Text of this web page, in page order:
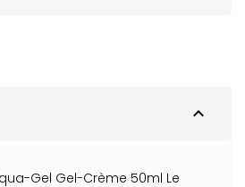
expand_less
Gel Gel-Crème 50ml Le